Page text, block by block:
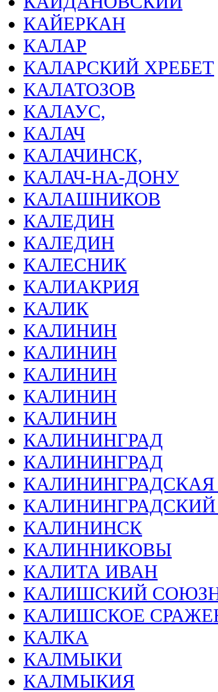
КАЙЕРКАН
КАЛАР
КАЛАРСКИЙ ХРЕБЕТ
КАЛАТОЗОВ
КАЛАУС,
КАЛАЧ
КАЛАЧИНСК,
КАЛАЧ-НА-ДОНУ
КАЛАШНИКОВ
КАЛЕДИН
КАЛЕДИН
КАЛЕСНИК
КАЛИАКРИЯ
КАЛИК
КАЛИНИН
КАЛИНИН
КАЛИНИН
КАЛИНИН
КАЛИНИН
КАЛИНИНГРАД
КАЛИНИНГРАД
КАЛИНИНГРАДСКАЯ
КАЛИНИНСК
КАЛИННИКОВЫ
КАЛИТА ИВАН
КАЛИШСКИЙ
КАЛИШСКОЕ
КАЛКА
КАЛМЫКИ
КАЛМЫКИЯ